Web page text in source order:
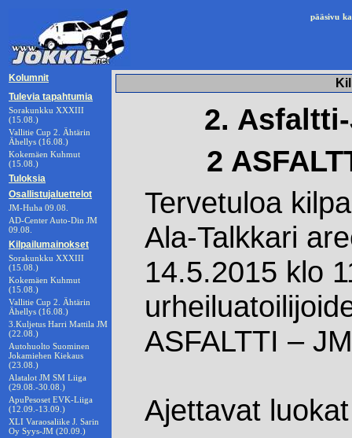
pääsivu
Kolumnit
Tulevia tapahtumia
Sorakunkku XXXIII
(15.08.)
Vallitie Cup 2. Ähtärin
Ähellys (16.08.)
Kokemäen Kuhmut
(15.08.)
Tuloksia
Osallistujaluettelot
JM-Huha 09.08.
AD-Center Auto-Din JM
09.08.
Kilpailumainokset
Sorakunkku XXXIII
(15.08.)
Kokemäen Kuhmut
(15.08.)
Vallitie Cup 2. Ähtärin
Ähellys (16.08.)
3.Kuljetus Harri Mattila JM
(22.08.)
Autohuolto Suominen
Jokamiehen Kiekaus
(23.08.)
Alatalot JM SM Liiga
(29.08.-30.08.)
ApuPesoset EVK-Liiga
(12.09.-13.09.)
XLI Varaosaliike J. Sarin
Oy Syys-JM (20.09.)
2.
2
Tervetuloa
Ala-Talkkari
14.5.2015 klo
ASFALTTI –
Ajettavat